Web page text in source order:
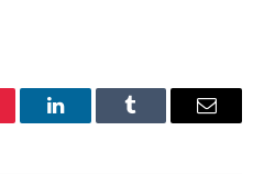
LinkedInTumblr
E-